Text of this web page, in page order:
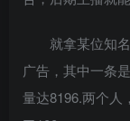
就拿某位知
广告，其中一条
量达8196.两个人